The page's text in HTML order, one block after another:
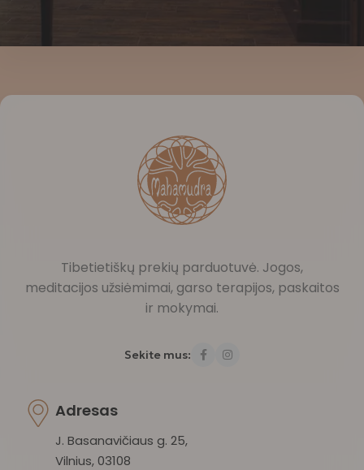
Tibetietiškų prekių parduotuvė. Jogos,
meditacijos užsiėmimai, garso terapijos, paskaitos
ir mokymai.
Sekite mus:
Adresas
J. Basanavičiaus g. 25,
Vilnius, 03108